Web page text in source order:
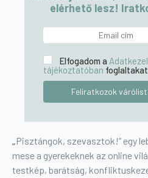
elérhető lesz!
Elfogadom a
tájékoztatóban
„Pisztángok, szevasztok!” egy
mese a gyerekeknek az online
testkép, barátság,